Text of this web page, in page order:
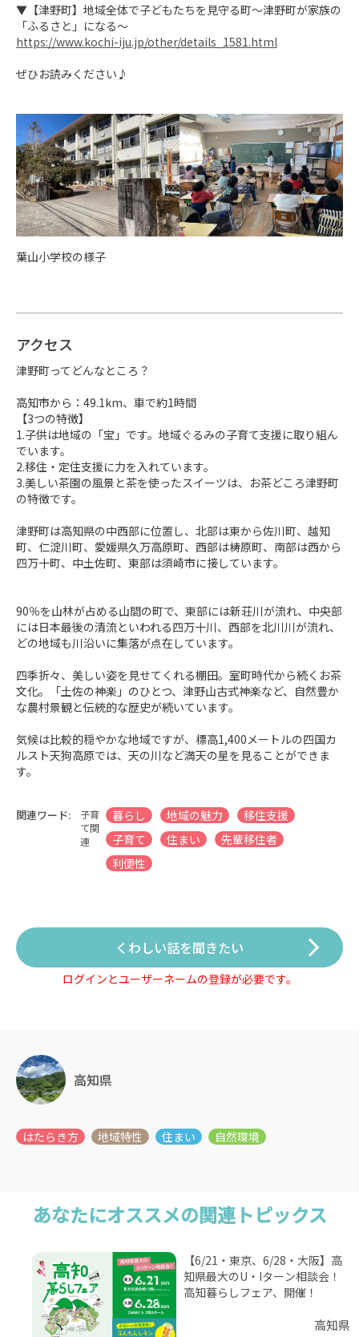
▼【津野町】地域全体で子どもたちを見守る町～津野町が家族の
https://www.kochi-iju.jp/other/details_1581.html
ぜひお読みください♪
葉山小学校の様子
アクセス
津野町ってどんなところ？
高知市から：49.1km、車で約1時間
【3つの特徴】
1.子供は地域の「宝」です。地域ぐるみの子育て支援に取り組ん
でいます。
2.移住・定住支援に力を入れています。
3.美しい茶園の風景と茶を使ったスイーツは、お茶どころ津野町
の特徴です。
津野町は高知県の中西部に位置し、北部は東から佐川町、越知
町、仁淀川町、愛媛県久万高原町、西部は梼原町、南部は西から
四万十町、中土佐町、東部は須崎市に接しています。
90％を山林が占める山間の町で、東部には新荘川が流れ、中央部
には日本最後の清流といわれる四万十川、西部を北川川が流れ、
どの地域も川沿いに集落が点在しています。
四季折々、美しい姿を見せてくれる棚田。室町時代から続くお茶
文化。「土佐の神楽」のひとつ、津野山古式神楽など、自然豊か
な農村景観と伝統的な歴史が続いています。
気候は比較的穏やかな地域ですが、標高1,400メートルの四国カ
ルスト天狗高原では、天の川など満天の星を見ることができま
す。
関連ワード:
子育
て関
連
暮らし 地域の魅力
移住支援
子育て
住まい
先輩移住者
利便性
くわしい話を聞きたい
ログインとユーザーネームの登録が必要です。
高知県
あなたにオススメの関連トピックス
【6/21・東京、6/28・大阪】高
知県最大のU・Iターン相談会！
高知暮らしフェア、開催！
高知県